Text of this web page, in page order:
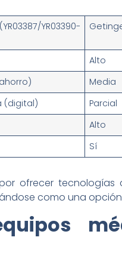
YR03390-
Alto
Media
(digital) Parcial
Alto
Sí
ofrecer
como una